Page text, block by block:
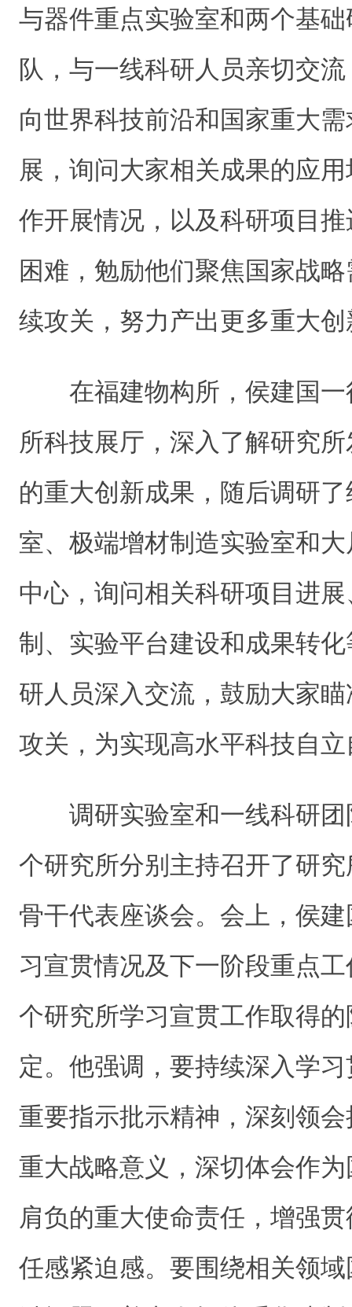
与器件重点实验室和两个基
队，与一线科研人员亲切交
向世界科技前沿和国家重大
展，询问大家相关成果的应
作开展情况，以及科研项目
困难，勉励他们聚焦国家战
续攻关，努力产出更多重大
在福建物构所，侯建国
所科技展厅，深入了解研究
的重大创新成果，随后调研
室、极端增材制造实验室和
中心，询问相关科研项目进
制、实验平台建设和成果转
研人员深入交流，鼓励大家
攻关，为实现高水平科技自
调研实验室和一线科研
个研究所分别主持召开了研
骨干代表座谈会。会上，侯
习宣贯情况及下一阶段重点
个研究所学习宣贯工作取得
定。他强调，要持续深入学
重要指示批示精神，深刻领
重大战略意义，深切体会作
肩负的重大使命责任，增强
任感紧迫感。要围绕相关领